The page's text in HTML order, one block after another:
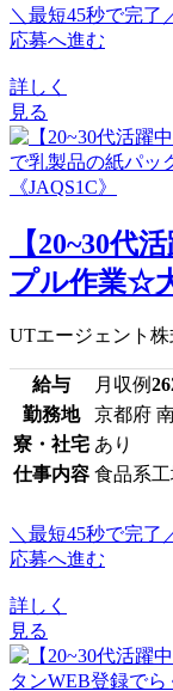
＼最短45秒で完了
応募へ進む
詳しく
見る
【20~30代
プル作業☆
UTエージェント株
給与 月収例
勤務地
京都府
寮・社宅 あり
仕事内容 食品系
＼最短45秒で完了
応募へ進む
詳しく
見る